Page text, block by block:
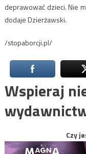
deprawować dzieci. Nie
dodaje Dzierżawski.
/stopaborcji.pl/
Wspieraj
Czy